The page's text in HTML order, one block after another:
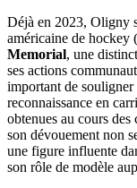
Déjà en 2023, Oligny
américaine de
Memorial, une
ses actions
important de
reconnaissance en
obtenues au cours
son dévouement non
une figure influente
son rôle de modèle